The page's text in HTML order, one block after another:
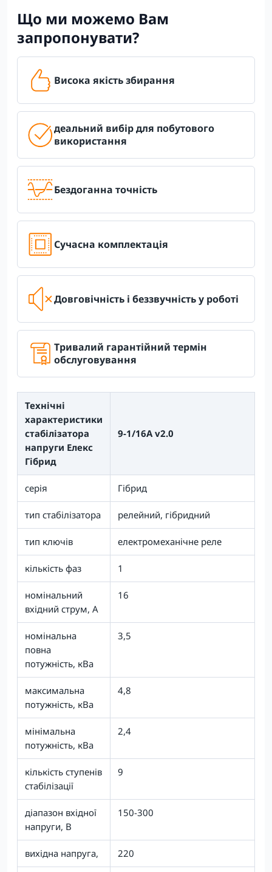
Що ми можемо Вам
запропонувати?
Висока якість збирання
деальний вибір для побутового
використання
Бездоганна точність
Сучасна комплектація
Довговічність і беззвучність у роботі
Тривалий гарантійний термін
обслуговування
Технічні
характеристики
стабілізатора
напруги Елекс
Гібрид
9-1/16А v2.0
серія Гібрид
тип стабілізатора релейний, гібридний
тип ключів електромеханічне реле
кількість фаз 1
номінальний
вхідний струм, А
16
номінальна
повна
потужність, кВа
3,5
максимальна
потужність, кВа
4,8
мінімальна
потужність, кВа
2,4
кількість ступенів
стабілізації
9
діапазон вхідної
напруги, В
150-300
вихідна напруга, 220